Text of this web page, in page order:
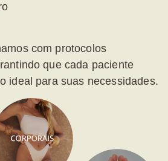
com protocolos
que cada paciente
ideal para suas necessidades.